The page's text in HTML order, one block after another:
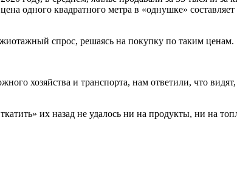
одного квадратного метра в «однушке»
спрос, решаясь на покупку по таким ценам.
хозяйства и транспорта, нам ответили, что
их назад не удалось ни на продукты, ни на